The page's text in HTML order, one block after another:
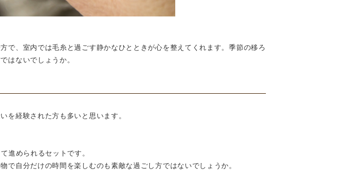
で、室内では毛糸と過ごす静かなひとときが心を整えてくれます。季節の移ろ
はないでしょうか。
を経験された方も多いと思います。
進められるセットです。
自分だけの時間を楽しむのも素敵な過ごし方ではないでしょうか。